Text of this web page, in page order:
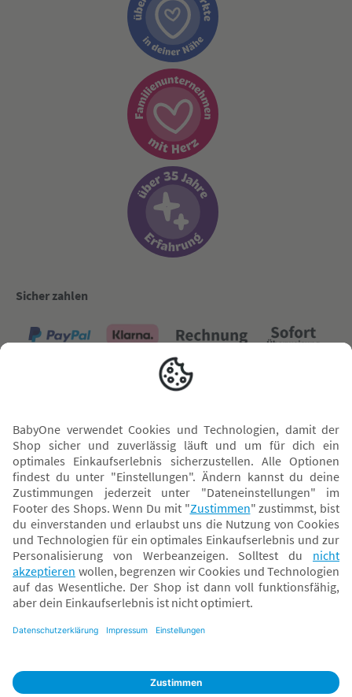
Sicher zahlen
Versand mit
* Alle Preise inkl. MwSt. und ggf. zzgl.Versandkosten. Der dargestellte Preis gilt -
abhängig von der von dir gewählten Option - im BabyOne-Onlineshop oder bei
Abholung in dem von dir gewählten BabyOne-Franchise-Betrieb. Der für den
Onlineshop geltende Preis stellt bei einem Verkauf durch unsere Franchise-
Nehmer eine unverbindliche Preisempfehlung dar. Der Verkaufspreis der
daher von dem Verkaufspreis im Onlineshop abweichen. Angaben zu
Klarna.